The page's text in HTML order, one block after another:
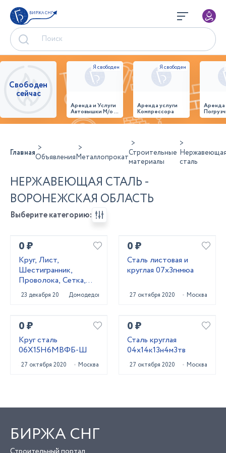
БИРЖА СНГ
Свободен
сейчас
Аренда и Услуги
Автовышки М/о г.
Домодедово
26,28,32 место
Аренда услуги
Компрессора
ГлавнаяОбъявленияМеталлопрокатСтроительные
материалы
сталь
НЕРЖАВЕЮЩАЯ СТАЛЬ -
ВОРОНЕЖСКАЯ ОБЛАСТЬ
Выберите категорию:
0 ₽
Круг, Лист,
Шестигранник,
Проволока, Сетка,
Квадрат 20Х13,
40Х13, 20Х23Н18,
14Х17Н2, 12
23 декабря 2020 Домодедово
0 ₽
Сталь листовая и
круглая 07х3гнмюа
27 октября 2020 Москва
0 ₽
Круг сталь
06Х15Н6МВФБ-Ш
27 октября 2020 Москва
0 ₽
Сталь круглая
04х14к13н4м3тв
27 октября 2020 Москва
БИРЖА СНГ